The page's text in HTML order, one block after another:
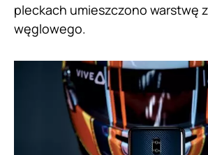
pleckach umieszczono warstwę
węglowego.